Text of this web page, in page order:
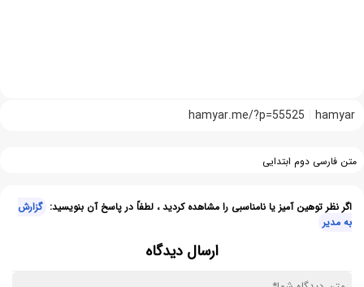
hamyar
hamyar.me/?p=55525
متن فارسی دوم ابتدایی
اگر نظر توهین آمیز یا نامناسبی را مشاهده کردید ، لطفاً در پاسخ آن بنویسید: گزارش
به مدیر
ارسال دیدگاه